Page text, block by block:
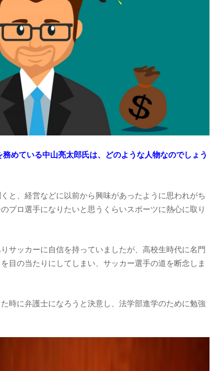
めている中山亮太郎氏は、どのような人物なのでしょう
と、経営などに以前から興味があったように思われがち
プロ選手になりたいと思うくらいスポーツに熱心に取り
サッカーに自信を持っていましたが、高校生時代に名門
目の当たりにしてしまい、サッカー選手の道を断念しま
時に弁護士になろうと決意し、法学部進学のために勉強